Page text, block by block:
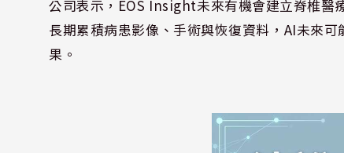
公司表示，EOS Insight未來有機會建立脊椎
長期累積病患影像、手術與恢復資料，AI未來
果。